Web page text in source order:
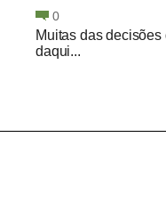
0
Muitas das
daqui...